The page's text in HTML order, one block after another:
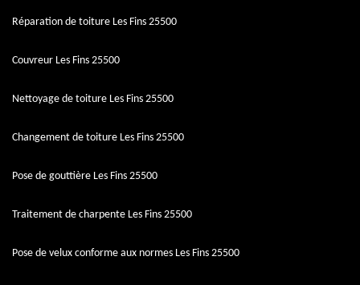
Réparation de toiture Les Fins 25500
Couvreur Les Fins 25500
Nettoyage de toiture Les Fins 25500
Changement de toiture Les Fins 25500
Pose de gouttière Les Fins 25500
Traitement de charpente Les Fins 25500
Pose de velux conforme aux normes Les Fins 25500